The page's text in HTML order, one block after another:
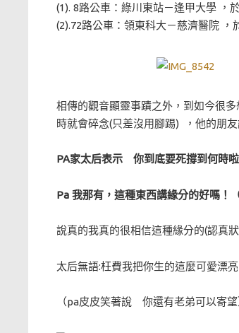
(1). 8路公車：綠川東站－逢甲大學 ，
(2).72路公車：領東科大－慈濟醫院 ，
相傳的觀音顯靈事蹟之外，到如今很
時就會碎念(只差沒用腳踢) ，他的朋
PA家太后表示 你到底要死撐到何時啦
Pa 我那有，這種東西講緣分的好嗎！
說真的我真的很相信這種緣分的(認真
太后無語:枉費我把你生的這麼可愛漂
（pa皮皮笑著說 你還有老弟可以寄望